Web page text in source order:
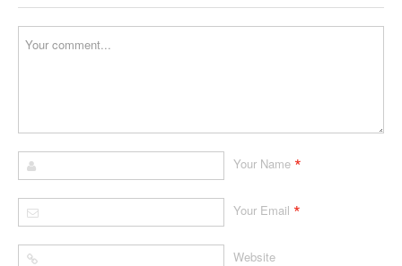
Your Name *
Your Email *
Website